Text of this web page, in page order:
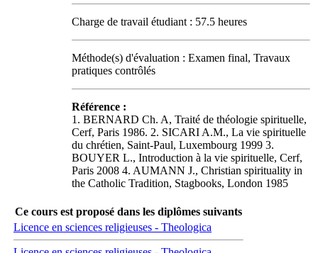
Charge de travail étudiant : 57.5 heures
Méthode(s) d'évaluation : Examen final, Travaux
pratiques contrôlés
Référence :
1. BERNARD Ch. A, Traité de théologie spirituelle,
Cerf, Paris 1986. 2. SICARI A.M., La vie spirituelle
du chrétien, Saint-Paul, Luxembourg 1999 3.
BOUYER L., Introduction à la vie spirituelle, Cerf,
Paris 2008 4. AUMANN J., Christian spirituality in
the Catholic Tradition, Stagbooks, London 1985
Ce cours est proposé dans les diplômes suivants
Licence en sciences religieuses - Theologica